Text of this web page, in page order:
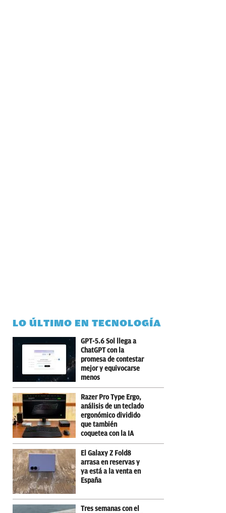
LO ÚLTIMO EN TECNOLOGÍA
GPT-5.6 Sol llega a
ChatGPT con la
promesa de contestar
mejor y equivocarse
menos
Razer Pro Type Ergo,
análisis de un teclado
ergonómico dividido
que también
coquetea con la IA
El Galaxy Z Fold8
arrasa en reservas y
ya está a la venta en
España
Tres semanas con el